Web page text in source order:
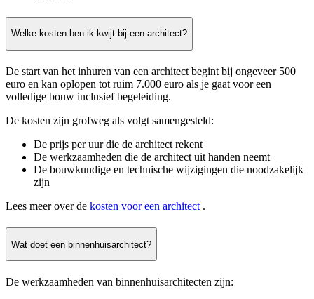
Welke kosten ben ik kwijt bij een architect?
De start van het inhuren van een architect begint bij ongeveer 500
euro en kan oplopen tot ruim 7.000 euro als je gaat voor een
volledige bouw inclusief begeleiding.
De kosten zijn grofweg als volgt samengesteld:
De prijs per uur die de architect rekent
De werkzaamheden die de architect uit handen neemt
De bouwkundige en technische wijzigingen die noodzakelijk
zijn
Lees meer over de kosten voor een architect .
Wat doet een binnenhuisarchitect?
De werkzaamheden van binnenhuisarchitecten zijn: